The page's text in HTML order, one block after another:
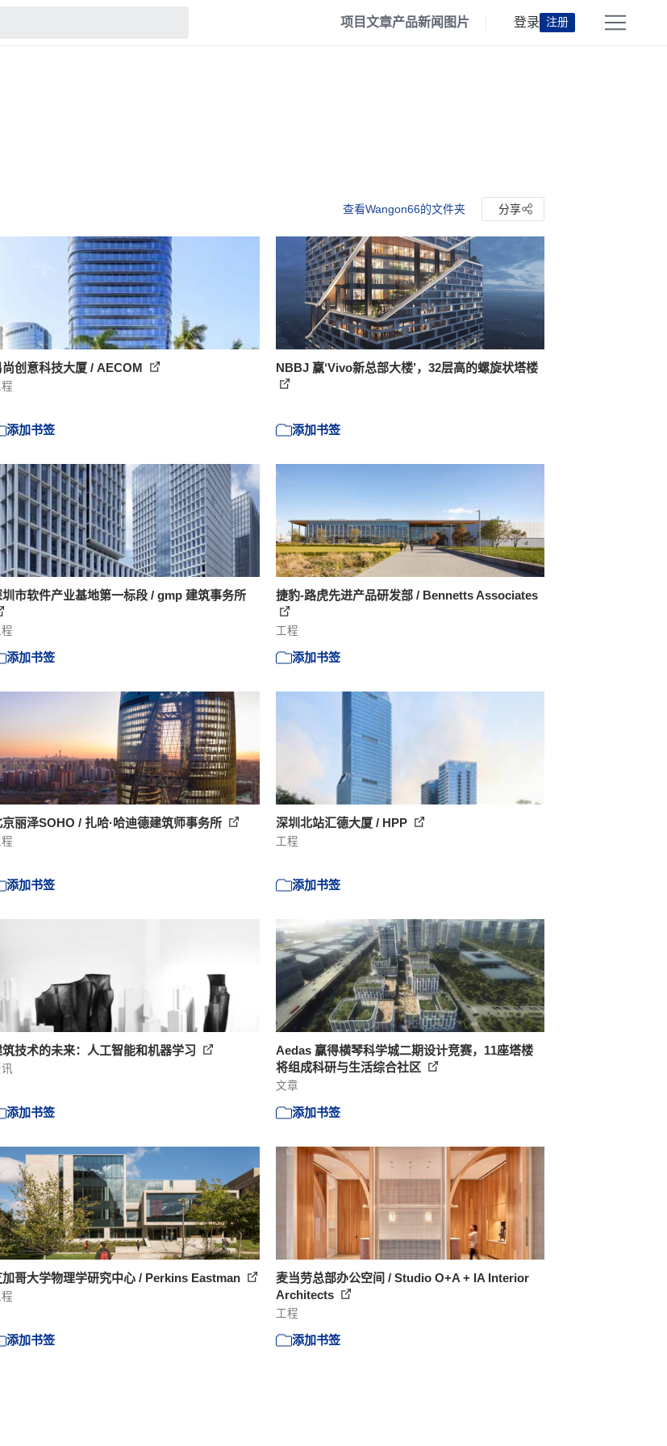
项目文章产品新闻 图片 登录 注册
查看Wangon66的文件夹 分享
尚创意科技大厦 / AECOM
添加书签
NBBJ 赢‘Vivo新总部大楼’，32层高的螺旋状塔楼
添加书签
圳市软件产业基地第一标段 / gmp 建筑事务所
添加书签
捷豹-路虎先进产品研发部 / Bennetts Associates
工程
添加书签
京丽泽SOHO / 扎哈·哈迪德建筑师事务所
添加书签
深圳北站汇德大厦 / HPP
工程
添加书签
筑技术的未来：人工智能和机器学习
添加书签
Aedas 赢得横琴科学城二期设计竞赛，11座塔楼
将组成科研与生活综合社区
文章
添加书签
加哥大学物理学研究中心 / Perkins Eastman
添加书签
麦当劳总部办公空间 / Studio O+A + IA Interior
Architects
工程
添加书签